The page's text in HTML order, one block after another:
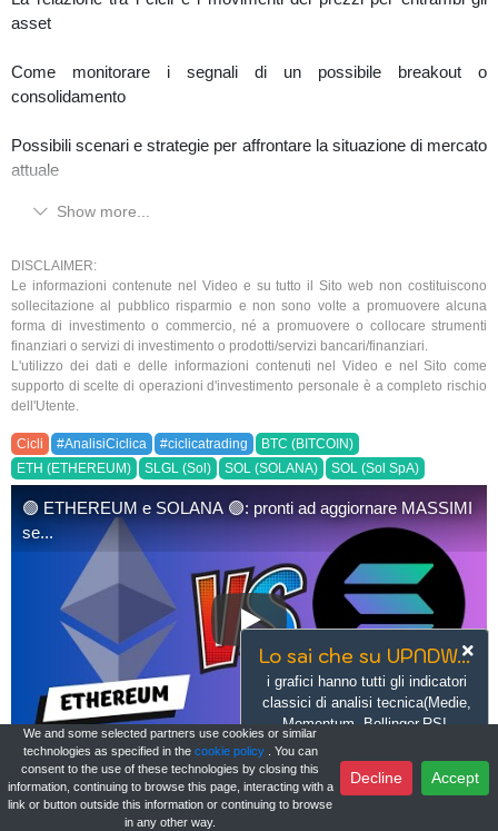
asset
Come monitorare i segnali di un possibile breakout o
consolidamento
Possibili scenari e strategie per affrontare la situazione di mercato
attuale
Segui l'analisi completa per capire come leggere i cicli e agire sui
🔔 Non dimenticare di iscriverti al canale per restare aggiornato
con nuove analisi cicliche su Bitcoin, Ethereum, Solana, e altri
asset!
#ETH #SOL #CryptoAnalysis #CicliDiMercato
#EthereumAnalysis #Trading #MarketCycles #Crypto
📅 Data di pubblicazione: 03/05/2025
Nota: Le informazioni fornite in questo video sono a scopo
educativo e non costituiscono consigli finanziari. Investire in
criptovalute comporta rischi e dovresti fare le tue ricerche prima
di prendere decisioni di investimento.
Show more...
DISCLAIMER:
Le informazioni contenute nel Video e su tutto il Sito web non costituiscono
sollecitazione al pubblico risparmio e non sono volte a promuovere alcuna
forma di investimento o commercio, né a promuovere o collocare strumenti
finanziari o servizi di investimento o prodotti/servizi bancari/finanziari.
L'utilizzo dei dati e delle informazioni contenuti nel Video e nel Sito come
supporto di scelte di operazioni d'investimento personale è a completo rischio
dell'Utente.
Cicli #AnalisiCiclica #ciclicatrading
BTC (BITCOIN)
ETH (ETHEREUM)
SLGL (Sol) SOL (SOLANA) SOL (Sol SpA)
🟢 ETHEREUM e SOLANA 🟢: pronti ad aggiornare MASSIMI
se...
🟢 ETHEREUM e SOLANA
Loginto interact
UPNDW sponsored by
Lo sai che su UPNDW...
i grafici hanno tutti gli indicatori
classici di analisi tecnica(Medie,
Momentum, Bollinger,RSI,
Stocastico) disponibili?
Learn more Go now
We and some selected partners use cookies or similar
technologies as specified in the cookie policy
. You can
consent to the use of these technologies by closing this
information, continuing to browse this page, interacting with a
link or button outside this information or continuing to browse
in any other way.
Decline Accept